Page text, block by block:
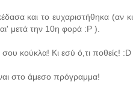
και το ευχαριστήθηκα (αν κι
μετά την 10η φορά :P ).
σου κούκλα! Κι εσύ ό,τι ποθείς! :D
στο άμεσο πρόγραμμα!